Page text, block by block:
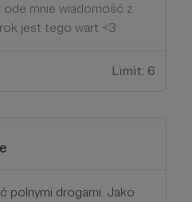
mnie wiadomość z
jest tego wart <3
Limit: 6
polnymi drogami. Jako